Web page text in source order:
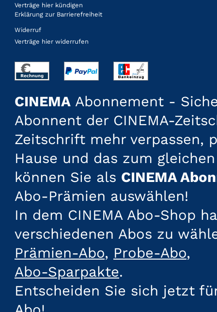
Verträge hier kündigen
Erklärung zur Barrierefreiheit
Widerruf
Verträge hier widerrufen
CINEMA Abonnement -
Abonnent der CINEMA-
Zeitschrift mehr verpassen,
Hause und das zum
können Sie als CINEMA
Abo-Prämien auswählen!
In dem CINEMA Abo-Shop
verschiedenen Abos zu
Prämien-Abo, Probe-Abo,
Abo-Sparpakte.
Entscheiden Sie sich jetzt